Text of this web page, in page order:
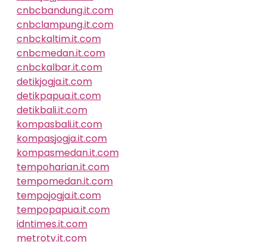
cnbcbandung.it.com
cnbclampung.it.com
cnbckaltim.it.com
cnbcmedan.it.com
cnbckalbar.it.com
detikjogja.it.com
detikpapua.it.com
detikbali.it.com
kompasbali.it.com
kompasjogja.it.com
kompasmedan.it.com
tempoharian.it.com
tempomedan.it.com
tempojogja.it.com
tempopapua.it.com
idntimes.it.com
metrotv.it.com